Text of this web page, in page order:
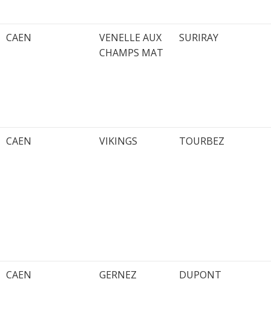
CAEN
VENELLE AUX
CHAMPS MAT
SURIRAY
CAEN VIKINGS TOURBEZ
CAEN GERNEZ DUPONT